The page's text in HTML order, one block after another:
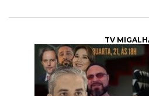
TV